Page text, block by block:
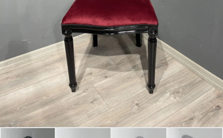
Parolanızı mı unuttunuz?
Hesap Oluştur